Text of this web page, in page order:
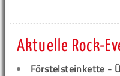
Aktuelle Rock-
Förstelsteinkette -